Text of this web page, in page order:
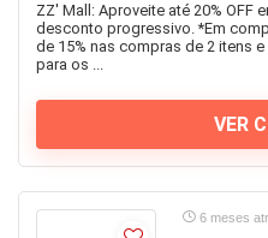
ZZ' Mall: Aproveite até 20%
desconto progressivo. *Em
de 15% nas compras de 2 itens
para os ...
VER
6 meses